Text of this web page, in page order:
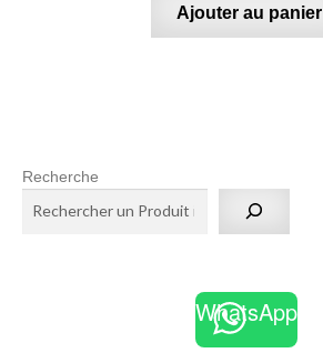
Ajouter au panier
Recherche
WhatsApp